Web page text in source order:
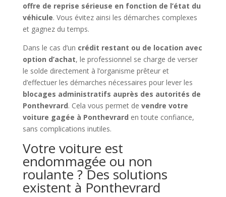
offre de reprise sérieuse en fonction de l’état du
véhicule. Vous évitez ainsi les démarches complexes
et gagnez du temps.
Dans le cas d’un crédit restant ou de location avec
option d’achat, le professionnel se charge de verser
le solde directement à l’organisme prêteur et
d’effectuer les démarches nécessaires pour lever les
blocages administratifs auprès des autorités de
Ponthevrard. Cela vous permet de vendre votre
voiture gagée à Ponthevrard en toute confiance,
sans complications inutiles.
Votre voiture est
endommagée ou non
roulante ? Des solutions
existent à Ponthevrard